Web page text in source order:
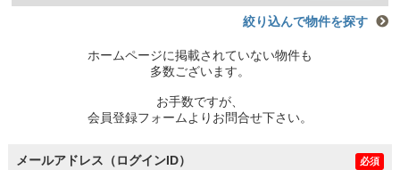
絞り込んで物件を探す
ホームページに掲載されていない物件も
多数ございます。
お手数ですが、
会員登録フォームよりお問合せ下さい。
メールアドレス（ログインID） 必須